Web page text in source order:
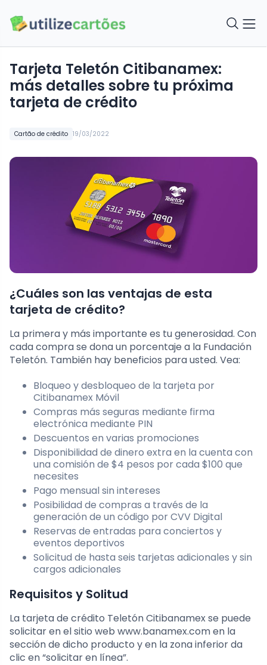
Cartão de crédito 19/03/2022
Tarjeta Teletón Citibanamex:
más detalles sobre tu próxima
tarjeta de crédito
¿Cuáles son las ventajas de esta
tarjeta de crédito?
La primera y más importante es tu generosidad. Con
cada compra se dona un porcentaje a la Fundación
Teletón. También hay beneficios para usted. Vea:
Bloqueo y desbloqueo de la tarjeta por
Citibanamex Móvil
Compras más seguras mediante firma
electrónica mediante PIN
Descuentos en varias promociones
Disponibilidad de dinero extra en la cuenta con
una comisión de $4 pesos por cada $100 que
necesites
Pago mensual sin intereses
Posibilidad de compras a través de la
generación de un código por CVV Digital
Reservas de entradas para conciertos y
eventos deportivos
Solicitud de hasta seis tarjetas adicionales y sin
cargos adicionales
Requisitos y Solitud
La tarjeta de crédito Teletón Citibanamex se puede
solicitar en el sitio web www.banamex.com en la
sección de dicho producto y en la zona inferior da
clic en “solicitar en línea”.